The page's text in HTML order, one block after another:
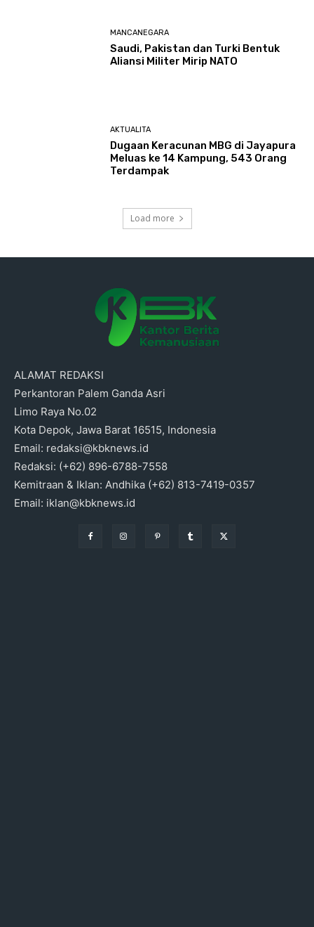
MANCANEGARA
Saudi, Pakistan dan Turki Bentuk
Aliansi Militer Mirip NATO
AKTUALITA
Dugaan Keracunan MBG di Jayapura
Meluas ke 14 Kampung, 543 Orang
Terdampak
Load more
ALAMAT REDAKSI
Perkantoran Palem Ganda Asri
Limo Raya No.02
Kota Depok, Jawa Barat 16515, Indonesia
Email: redaksi@kbknews.id
Redaksi: (+62) 896-6788-7558
Kemitraan & Iklan: Andhika (+62) 813-7419-0357
Email: iklan@kbknews.id